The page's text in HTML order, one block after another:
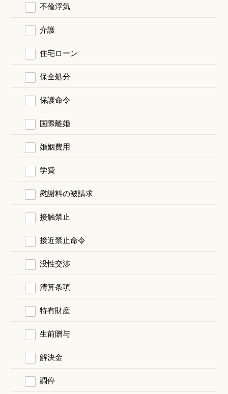
不倫浮気
介護
住宅ローン
保全処分
保護命令
国際離婚
婚姻費用
学費
慰謝料の被請求
接触禁止
接近禁止命令
没性交渉
清算条項
特有財産
生前贈与
解決金
調停